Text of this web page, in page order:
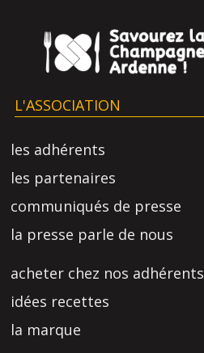
L'ASSOCIATION
les adhérents
les partenaires
communiqués de presse
la presse parle de nous
acheter chez nos adhérents
idées recettes
la marque